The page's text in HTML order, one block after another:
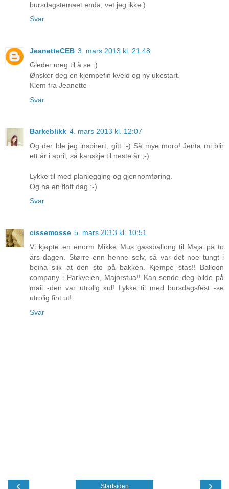
bursdagstemaet enda, vet jeg ikke:)
Svar
JeanetteCEB 3. mars 2013 kl. 21:48
Gleder meg til å se :)
Ønsker deg en kjempefin kveld og ny ukestart.
Klem fra Jeanette
Svar
Barkeblikk 4. mars 2013 kl. 12:07
Og der ble jeg inspirert, gitt :-) Så mye moro! Jenta mi blir
ett år i april, så kanskje til neste år ;-)
Lykke til med planlegging og gjennomføring.
Og ha en flott dag :-)
Svar
cissemosse 5. mars 2013 kl. 10:51
Vi kjøpte en enorm Mikke Mus gassballong til Maja på to
års dagen. Større enn henne selv, så var det noe tungt i
beina slik at den sto på bakken. Kjempe stas!! Balloon
company i Parkveien, Majorstua!! Kan sende deg bilde på
mail -den var utrolig kul! Lykke til med bursdagsfest -se
utrolig fint ut!
Svar
‹ ›
Startsiden